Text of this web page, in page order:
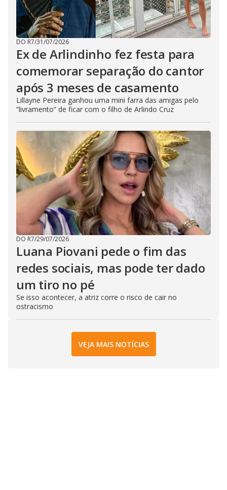
DO R7/31/07/2026
Ex de Arlindinho fez festa para
comemorar separação do cantor
após 3 meses de casamento
Lillayne Pereira ganhou uma mini farra das amigas pelo
“livramento” de ficar com o filho de Arlindo Cruz
DO R7/29/07/2026
Luana Piovani pede o fim das
redes sociais, mas pode ter dado
um tiro no pé
Se isso acontecer, a atriz corre o risco de cair no
ostracismo
VEJA MAIS NOTÍCIAS